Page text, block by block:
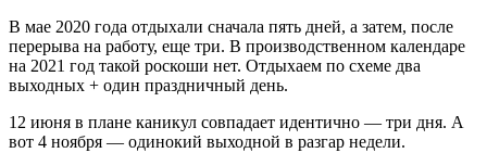
В мае 2020 года отдыхали сначала пять дней, а затем, после
перерыва на работу, еще три. В производственном календаре
на 2021 год такой роскоши нет. Отдыхаем по схеме два
выходных + один праздничный день.
12 июня в плане каникул совпадает идентично — три дня. А
вот 4 ноября — одинокий выходной в разгар недели.